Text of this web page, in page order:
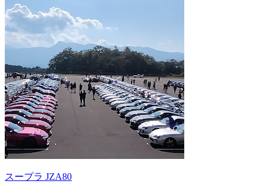
スープラ JZA80